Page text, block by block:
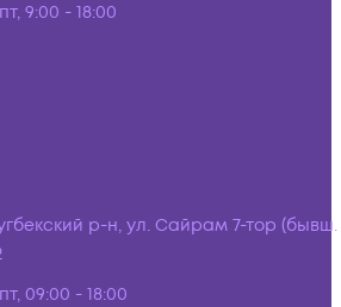
9:00 - 18:00
р-н, ул. Сайрам 7-тор (бывш.
09:00 - 18:00